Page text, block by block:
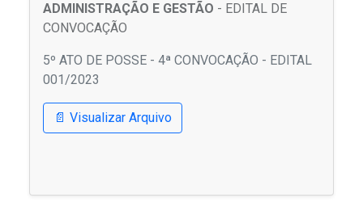
ADMINISTRAÇÃO E GESTÃO - EDITAL DE
CONVOCAÇÃO
5º ATO DE POSSE - 4ª CONVOCAÇÃO - EDITAL
001/2023
📄 Visualizar Arquivo